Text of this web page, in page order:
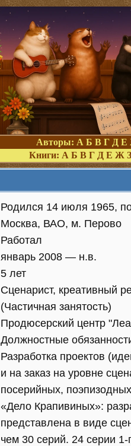
Авторы: А Б В Г Д Е
Книги: А Б В Г Д Е Ж З
Родился 14 июля 1965,
Москва, ВАО, м. Перово
Работал
январь 2008 — н.в.
5 лет
Сценарист, креативный
(Частичная занятость)
Продюсерский центр
Должностные
Разработка проектов
и на заказ на уровне
посерийных,
«Дело Крапивиных»:
представлена в виде
чем 30 серий. 24 серии